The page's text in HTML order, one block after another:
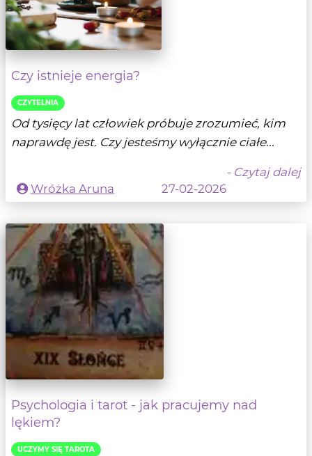
Czy istnieje energia?
CZYTELNIA
Od tysięcy lat człowiek próbuje zrozumieć, kim
naprawdę jest. Czy jesteśmy wyłącznie ciałe...
- Czytaj dalej
Wróżka Aruna
27-02-2026
Psychologia i tarot - jak pracujemy nad
lękiem?
UCZYMY SIĘ TAROTA